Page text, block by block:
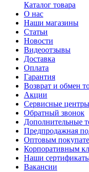
Каталог товара
О нас
Наши магазины
Статьи
Новости
Видеоотзывы
Доставка
Оплата
Гарантия
Возврат и обмен
Акции
Сервисные центры
Обратный звонок
Дополнительные
Предпродажная
Оптовым
Корпоративным
Наши
Вакансии